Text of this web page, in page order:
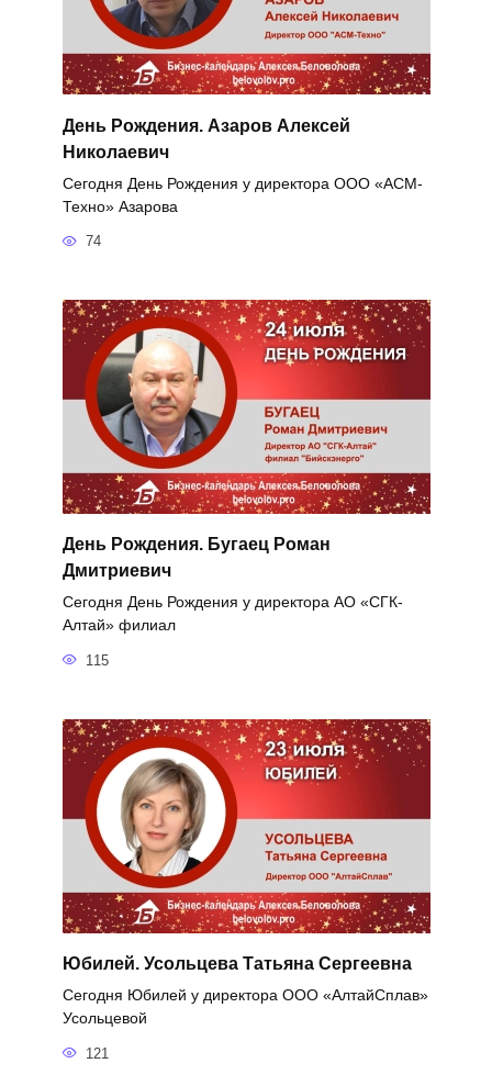
День Рождения. Азаров Алексей
Николаевич
Сегодня День Рождения у директора ООО «АСМ-
Техно» Азарова
74
День Рождения. Бугаец Роман
Дмитриевич
Сегодня День Рождения у директора АО «СГК-
Алтай» филиал
115
Юбилей. Усольцева Татьяна Сергеевна
Сегодня Юбилей у директора ООО «АлтайСплав»
Усольцевой
121